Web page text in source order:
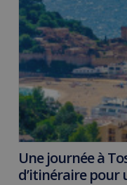
Une journée à
d’itinéraire pour